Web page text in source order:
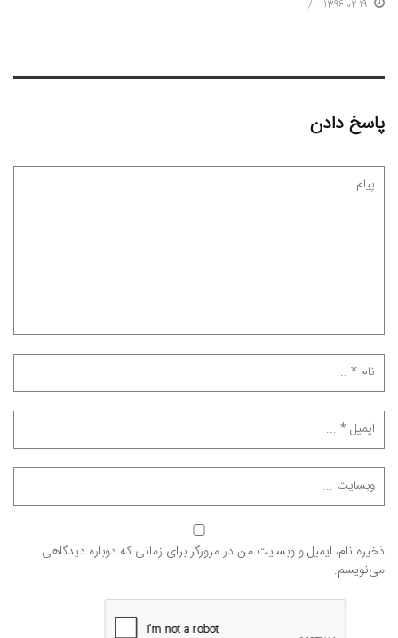
1396-02-19
پاسخ دادن
ذخیره نام، ایمیل و وبسایت من در مرورگر برای زمانی که دوباره دیدگاهی
می‌نویسم.